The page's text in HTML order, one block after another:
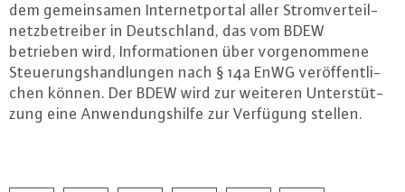
dem ge­mein­sa­men In­ter­net­por­tal aller Strom­ver­teil­
netz­be­trei­ber in Deutsch­land, das vom BDEW
betrieben wird, In­for­ma­tio­nen über vor­ge­nom­me­ne
Steue­rungs­hand­lun­gen nach § 14a EnWG ver­öf­fent­li­
chen können. Der BDEW wird zur weiteren Un­ter­stüt­
zung eine An­wen­dungs­hil­fe zur Verfügung stellen.